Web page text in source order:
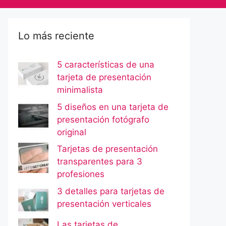
Lo más reciente
5 características de una
tarjeta de presentación
minimalista
5 diseños en una tarjeta de
presentación fotógrafo
original
Tarjetas de presentación
transparentes para 3
profesiones
3 detalles para tarjetas de
presentación verticales